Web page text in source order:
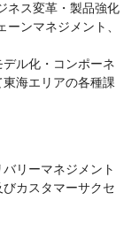
ネス変革・製品強化
ーンマネジメント、
ル化・コンポーネ
海エリアの各種課
リーマネジメント
カスタマーサクセ